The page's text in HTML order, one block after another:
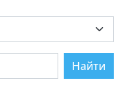
Найти